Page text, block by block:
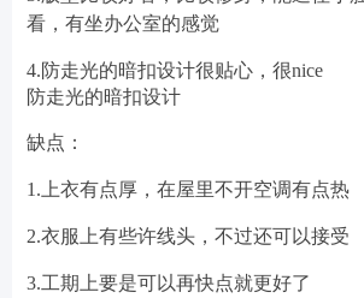
看，有坐办公室的感觉
4.防走光的暗扣设计很贴心，很nice
防走光的暗扣设计
缺点：
1.上衣有点厚，在屋里不开空调有点热
2.衣服上有些许线头，不过还可以接受
3.工期上要是可以再快点就更好了